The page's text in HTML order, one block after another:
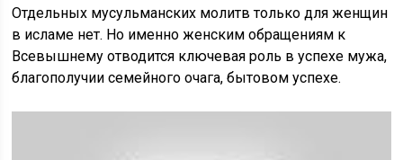
Отдельных мусульманских молитв только для женщин
в исламе нет. Но именно женским обращениям к
Всевышнему отводится ключевая роль в успехе мужа,
благополучии семейного очага, бытовом успехе.